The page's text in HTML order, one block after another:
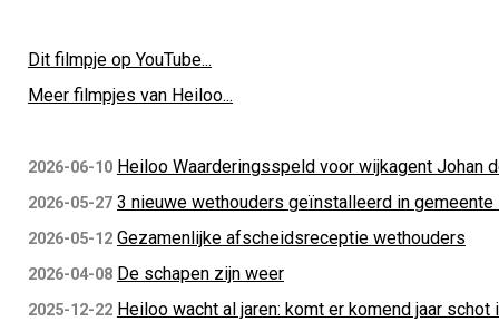
Dit filmpje op YouTube...
Meer filmpjes van Heiloo...
2026-06-10 Heiloo Waarderingsspeld voor wijkagent Johan
2026-05-27 3 nieuwe wethouders geïnstalleerd in gemeente
2026-05-12 Gezamenlijke afscheidsreceptie wethouders
2026-04-08 De schapen zijn weer
2025-12-22 Heiloo wacht al jaren: komt er komend jaar schot